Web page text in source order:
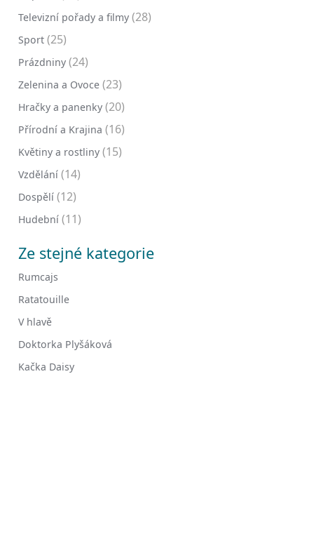
Televizní pořady a filmy (28)
Sport (25)
Prázdniny (24)
Zelenina a Ovoce (23)
Hračky a panenky (20)
Přírodní a Krajina (16)
Květiny a rostliny (15)
Vzdělání (14)
Dospělí (12)
Hudební (11)
Ze stejné kategorie
Rumcajs
Ratatouille
V hlavě
Doktorka Plyšáková
Kačka Daisy